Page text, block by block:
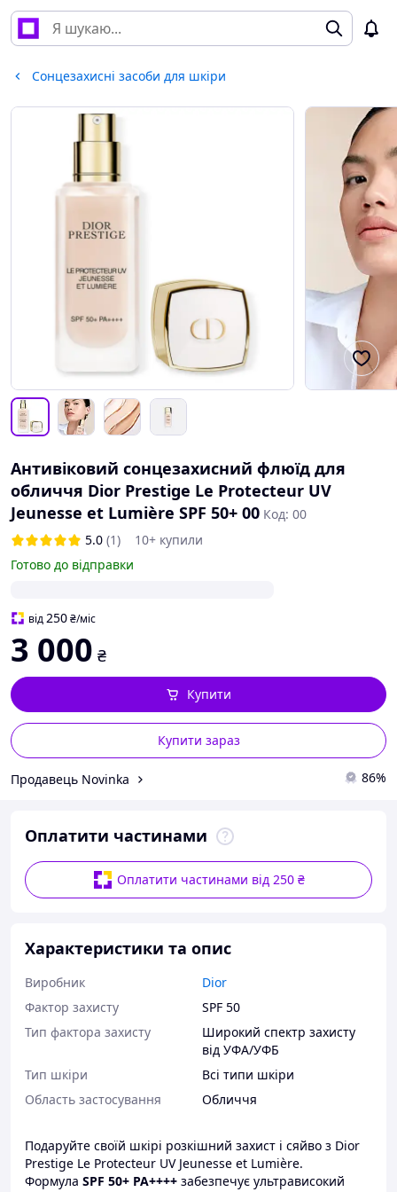
Сонцезахисні засоби для шкіри
Антивіковий сонцезахисний флюїд для
обличчя Dior Prestige Le Protecteur UV
Jeunesse et Lumière SPF 50+ 00 Код: 00
5.0 (1)
10+ купили
Готово до відправки
від250₴/міс
3 000 ₴
Купити зараз
Купити
Продавець Novinka 86%
Оплатити частинами
Оплатити частинами від 250 ₴
Характеристики та опис
Виробник
Dior
Фактор захисту
SPF 50
Тип фактора захисту
Широкий спектр захисту
від УФА/УФБ
Тип шкіри
Всі типи шкіри
Область застосування
Обличчя
Подаруйте своїй шкірі розкішний захист і сяйво з Dior
Prestige Le Protecteur UV Jeunesse et Lumière.
Формула SPF 50+ PA++++ забезпечує ультрависокий